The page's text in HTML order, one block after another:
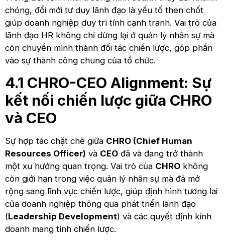
chóng, đổi mới tư duy lãnh đạo là yếu tố then chốt
giúp doanh nghiệp duy trì tính cạnh tranh. Vai trò của
lãnh đạo HR không chỉ dừng lại ở quản lý nhân sự mà
còn chuyển mình thành đối tác chiến lược, góp phần
vào sự thành công chung của tổ chức.
4.1 CHRO-CEO Alignment: Sự
kết nối chiến lược giữa CHRO
và CEO
Sự hợp tác chặt chẽ giữa CHRO (Chief Human
Resources Officer) và CEO đã và đang trở thành
một xu hướng quan trọng. Vai trò của CHRO không
còn giới hạn trong việc quản lý nhân sự mà đã mở
rộng sang lĩnh vực chiến lược, giúp định hình tương lai
của doanh nghiệp thông qua phát triển lãnh đạo
(Leadership Development) và các quyết định kinh
doanh mang tính chiến lược.